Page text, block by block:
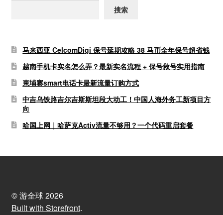
搜索
马来西亚 CelcomDigi 保号延期攻略 38 马币全年保号超省钱
越南手机卡实名怎么弄？最新实名流程 + 保号救号实用指南
柬埔寨smart电话卡最新流量订购方式
中吉乌铁路吉尔吉斯斯坦段大动工！中国人海外务工新项目方
向
哈国上网｜哈萨克Activ流量不够用？一个代码重启套餐
© 游全球 2026
Built with Storefront.